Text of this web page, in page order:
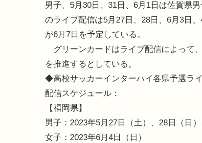
男子、5月30日、31日、6月1日は佐賀県
のライブ配信は5月27日、28日、6月3日
が6月7日を予定している。
グリーンカードはライブ配信によって
を推進するとしている。
◆高校サッカーインターハイ各県予選ラ
配信スケジュール：
【福岡県】
男子：2023年5月27日（土）、28日（日
女子：2023年6月4日（日）